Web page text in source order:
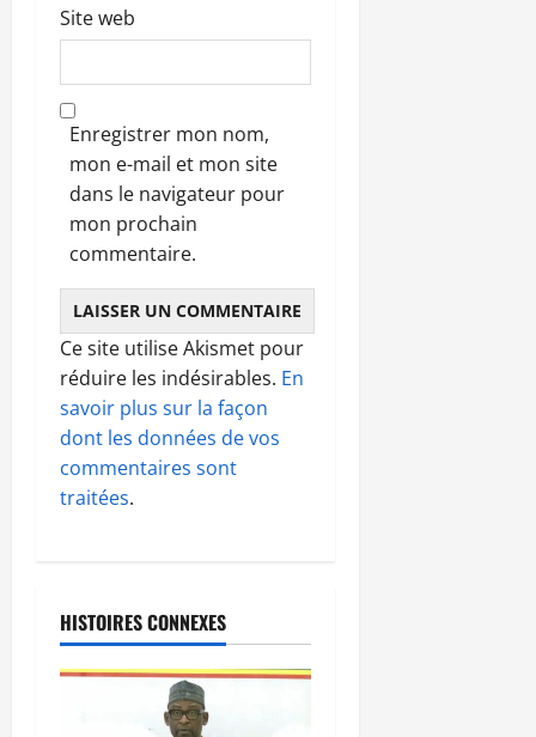
Site web
Enregistrer mon nom,
mon e-mail et mon site
dans le navigateur pour
mon prochain
commentaire.
Ce site utilise Akismet pour
réduire les indésirables. En
savoir plus sur la façon
dont les données de vos
commentaires sont
traitées.
HISTOIRES CONNEXES